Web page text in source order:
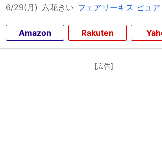
6/29(月) 六花きい フェアリーキス ピュア
Amazon Rakuten
[広告]